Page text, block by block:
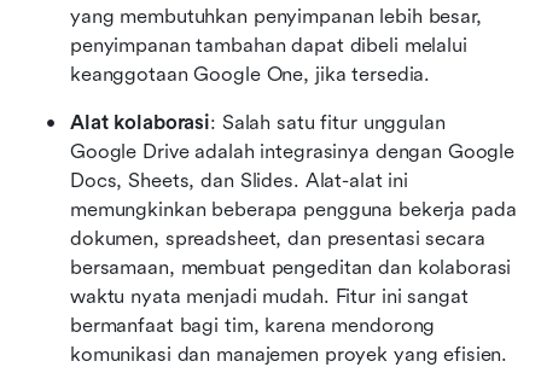
yang membutuhkan penyimpanan lebih besar,
penyimpanan tambahan dapat dibeli melalui
keanggotaan Google One, jika tersedia.
Alat kolaborasi: Salah satu fitur unggulan
Google Drive adalah integrasinya dengan Google
Docs, Sheets, dan Slides. Alat-alat ini
memungkinkan beberapa pengguna bekerja pada
dokumen, spreadsheet, dan presentasi secara
bersamaan, membuat pengeditan dan kolaborasi
waktu nyata menjadi mudah. Fitur ini sangat
bermanfaat bagi tim, karena mendorong
komunikasi dan manajemen proyek yang efisien.